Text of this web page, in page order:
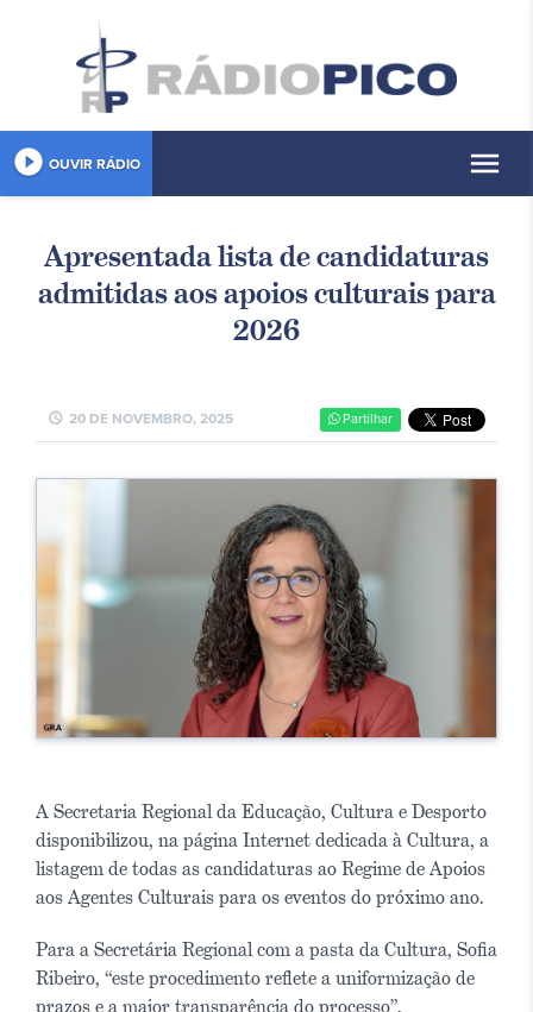
play_circle_filled OUVIR RÁDIO menu
Apresentada lista de candidaturas
admitidas aos apoios culturais para
2026
schedule 20 DE NOVEMBRO, 2025 Partilhar
A Secretaria Regional da Educação, Cultura e Desporto
disponibilizou, na página Internet dedicada à Cultura, a
listagem de todas as candidaturas ao Regime de Apoios
aos Agentes Culturais para os eventos do próximo ano.
Para a Secretária Regional com a pasta da Cultura, Sofia
Ribeiro, “este procedimento reflete a uniformização de
prazos e a maior transparência do processo”.